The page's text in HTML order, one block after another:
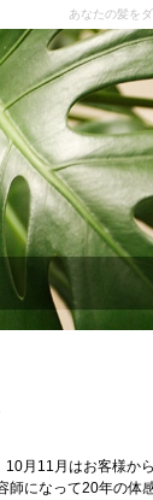
あなたの髪を
10月11月はお客様か
師になって20年の体